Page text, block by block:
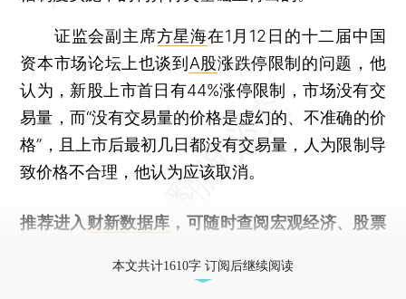
证监会副主席方星海在1月12日的十二届中国
资本市场论坛上也谈到 A股涨跌停限制的问题，他
认为，新股上市首日有44%涨停限制，市场没有交
易量，而“没有交易量的价格是虚幻的、不准确的价
格”，且上市后最初几日都没有交易量，人为限制导
致价格不合理，他认为应该取消。
推荐进入 财新数据库 ，可随时查阅宏观经济、股票
本文共计1610字 订阅后继续阅读